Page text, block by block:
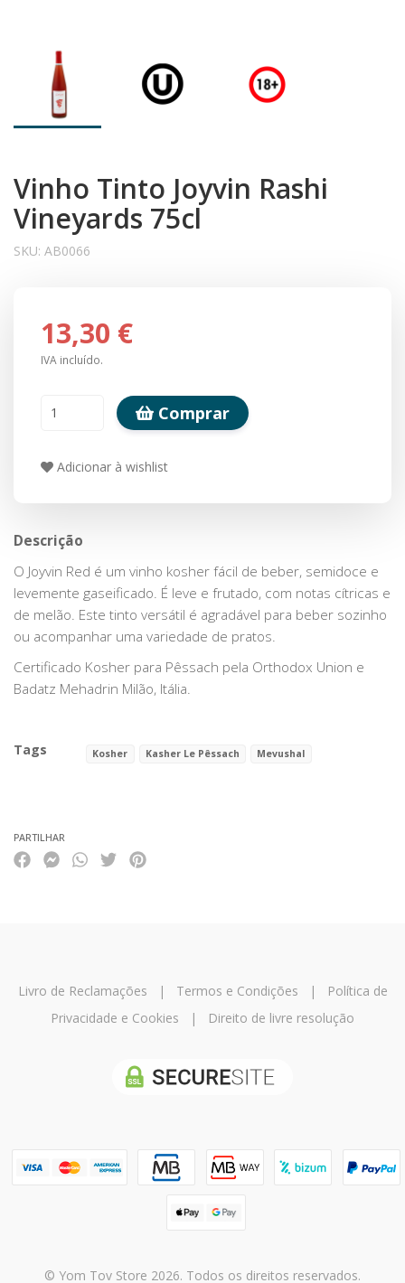
Vinho Tinto Joyvin Rashi
Vineyards 75cl
SKU: AB0066
13,30 €
IVA incluído.
Comprar
Adicionar à wishlist
Descrição
O Joyvin Red é um vinho kosher fácil de beber, semidoce e
levemente gaseificado. É leve e frutado, com notas cítricas e
de melão. Este tinto versátil é agradável para beber sozinho
ou acompanhar uma variedade de pratos.
Certificado Kosher para Pêssach pela Orthodox Union e
Badatz Mehadrin Milão, Itália.
Tags Kosher Kasher Le Pêssach Mevushal
PARTILHAR
Livro de Reclamações | Termos e Condições |
Política de
Privacidade e Cookies | Direito de livre resolução
© Yom Tov Store 2026. Todos os direitos reservados.